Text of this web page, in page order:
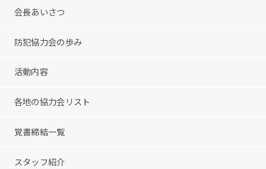
会長あいさつ
防犯協力会の歩み
活動内容
各地の協力会リスト
覚書締結一覧
スタッフ紹介